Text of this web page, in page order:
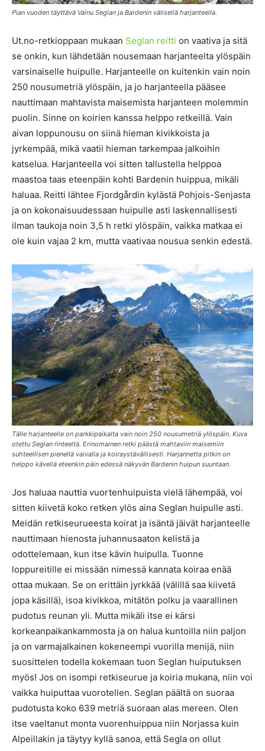
Pian vuoden täyttävä Vainu Seglan ja Bardenin välisellä harjanteella.
Ut.no-retkioppaan mukaan Seglan reitti on vaativa ja sitä
se onkin, kun lähdetään nousemaan harjanteelta ylöspäin
varsinaiselle huipulle. Harjanteelle on kuitenkin vain noin
250 nousumetriä ylöspäin, ja jo harjanteella pääsee
nauttimaan mahtavista maisemista harjanteen molemmin
puolin. Sinne on koirien kanssa helppo retkeillä. Vain
aivan loppunousu on siinä hieman kivikkoista ja
jyrkempää, mikä vaatii hieman tarkempaa jalkoihin
katselua. Harjanteella voi sitten tallustella helppoa
maastoa taas eteenpäin kohti Bardenin huippua, mikäli
haluaa. Reitti lähtee Fjordgårdin kylästä Pohjois-Senjasta
ja on kokonaisuudessaan huipulle asti laskennallisesti
ilman taukoja noin 3,5 h retki ylöspäin, vaikka matkaa ei
ole kuin vajaa 2 km, mutta vaativaa nousua senkin edestä.
Tälle harjanteelle on parkkipaikalta vain noin 250 nousumetriä ylöspäin. Kuva
otettu Seglan rinteeltä. Erinomainen retki päästä mahtaviin maisemiin
suhteellisen pienellä vaivalla ja koiraystävällisesti. Harjannetta pitkin on
helppo kävellä eteenkin päin edessä näkyvän Bardenin huipun suuntaan.
Jos haluaa nauttia vuortenhuipuista vielä lähempää, voi
sitten kiivetä koko retken ylös aina Seglan huipulle asti.
Meidän retkiseurueesta koirat ja isäntä jäivät harjanteelle
nauttimaan hienosta juhannusaaton kelistä ja
odottelemaan, kun itse kävin huipulla. Tuonne
loppureitille ei missään nimessä kannata koiraa enää
ottaa mukaan. Se on erittäin jyrkkää (välillä saa kiivetä
jopa käsillä), isoa kivikkoa, mitätön polku ja vaarallinen
pudotus reunan yli. Mutta mikäli itse ei kärsi
korkeanpaikankammosta ja on halua kuntoilla niin paljon
ja on varmajalkainen kokeneempi vuorilla menijä, niin
suosittelen todella kokemaan tuon Seglan huiputuksen
myös! Jos on isompi retkiseurue ja koiria mukana, niin voi
vaikka huiputtaa vuorotellen. Seglan päältä on suoraa
pudotusta koko 639 metriä suoraan alas mereen. Olen
itse vaeltanut monta vuorenhuippua niin Norjassa kuin
Alpeillakin ja täytyy kyllä sanoa, että Segla on ollut